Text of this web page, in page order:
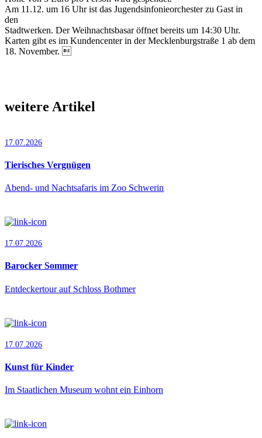
Am 11.12. um 16 Uhr ist das Jugendsinfonieorchester zu Gast in
den
Stadtwerken. Der Weihnachtsbasar öffnet bereits um 14:30 Uhr.
Karten gibt es im Kundencenter in der Mecklenburgstraße 1 ab dem
18. November. 
weitere Artikel
17.07.2026
Tierisches Vergnügen
Abend- und Nachtsafaris im Zoo Schwerin
17.07.2026
Barocker Sommer
Entdeckertour auf Schloss Bothmer
17.07.2026
Kunst für Kinder
Im Staatlichen Museum wohnt ein Einhorn